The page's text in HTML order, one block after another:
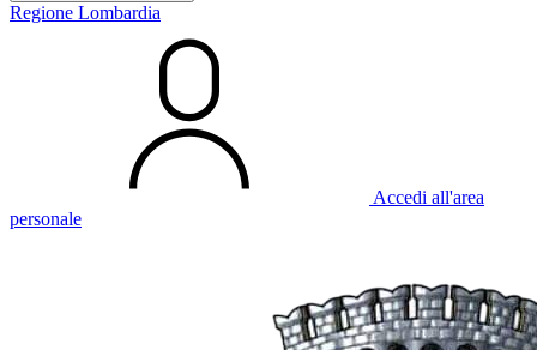
Regione Lombardia
Accedi all'area
personale